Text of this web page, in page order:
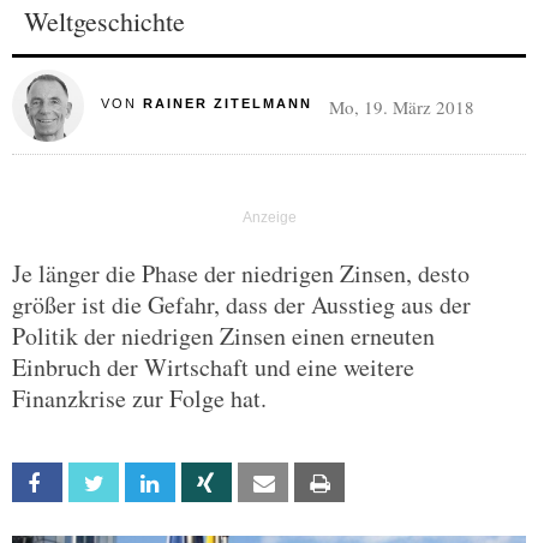
Weltgeschichte
VON RAINER ZITELMANN Mo, 19. März 2018
Je länger die Phase der niedrigen Zinsen, desto
größer ist die Gefahr, dass der Ausstieg aus der
Politik der niedrigen Zinsen einen erneuten
Einbruch der Wirtschaft und eine weitere
Finanzkrise zur Folge hat.
Facebook Twitter Linkedin Xing Email